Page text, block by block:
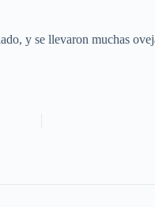
y se llevaron muchas